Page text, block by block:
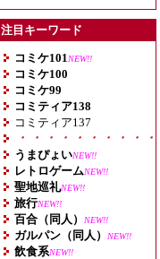
注目キーワード
コミケ101 NEW!!
コミケ100
コミケ99
コミティア138
コミティア137
・・・・・・・・・
うまぴょいNEW!!
レトロゲームNEW!!
聖地巡礼NEW!!
旅行NEW!!
百合（同人） NEW!!
ガルパン（同人） NEW!!
飲食系NEW!!